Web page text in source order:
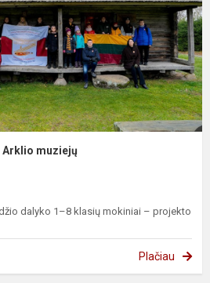
Arklio muziejų
dalyko 1–8 klasių mokiniai – projekto
Plačiau